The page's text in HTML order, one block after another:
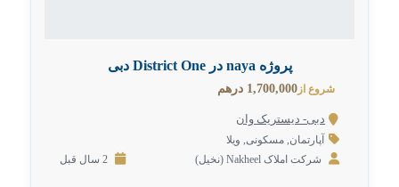
پروژه naya در District One دبی
شروع از 1,700,000 درهم
دبی- دیستریک وان
آپارتمان,مسکونی, ویلا
شرکت املاک Nakheel (نخیل)
2 سال قبل